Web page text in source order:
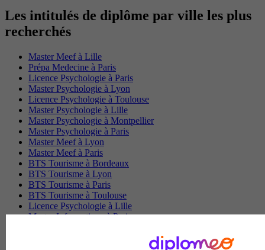
Les intitulés de diplôme par ville les plus
recherchés
Master Meef à Lille
Prépa Medecine à Paris
Licence Psychologie à Paris
Master Psychologie à Lyon
Licence Psychologie à Toulouse
Master Psychologie à Lille
Master Psychologie à Montpellier
Master Psychologie à Paris
Master Meef à Lyon
Master Meef à Paris
BTS Tourisme à Bordeaux
BTS Tourisme à Lyon
BTS Tourisme à Paris
BTS Tourisme à Toulouse
Licence Psychologie à Lille
Master Informatique à Paris